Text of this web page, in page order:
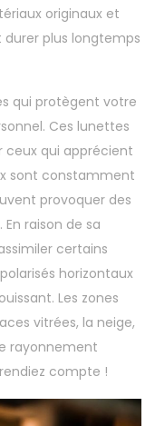
originaux et
durer plus longtemps
qui protègent votre
Ces lunettes
ceux qui apprécient
sont constamment
provoquer des
raison de sa
certains
horizontaux
Les zones
vitrées, la neige,
rayonnement
compte !